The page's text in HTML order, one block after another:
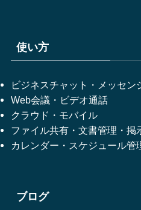
使い方
ビジネスチャット・メッセン
Web会議・ビデオ通話
クラウド・モバイル
ファイル共有・文書管理・掲
カレンダー・スケジュール管
ブログ